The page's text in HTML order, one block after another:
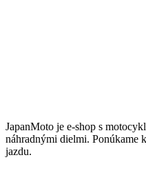
JapanMoto je e-shop s
náhradnými dielmi. Ponúkame
jazdu.